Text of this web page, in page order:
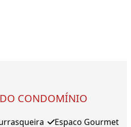
DO CONDOMÍNIO
Espaco Gourmet